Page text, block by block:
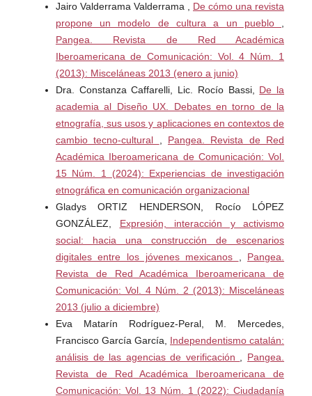
Klimovsky, G. y de Asúa, M. (1997). Corrientes
epistemológicas contemporáneas. Buenos Aires: Editores
de América Latina.
Lozano, J. C. (1996). Teoría e investigación de la
comunicación de masas. México: Alhambra Mexicana.
Navarro, R. (2006). Diseño de Proyectos de Investigación
en Ciencias Sociales y Humanidades. México: Psicom
Ediciones.
Popper, K. (1973). La lógica de la investigación científica.
Madrid: Tecnos
Rizo, M. Ensayo general sobre la comunicación, en
Revista Estudios sobre las Culturas Contemporáneas No.
48. Colima, octubre de 2008.
Sánchez Puentes, R. (2004). Enseñar a investigar. Una
didáctica nueva de la investigación en ciencias sociales y
humanas. México: Plaza y Valdés y Universidad Nacional
Sierra Bravo, R. (2007). Tesis doctorales y trabajos de
Jairo Valderrama Valderrama , De cómo una revista
propone un modelo de cultura a un pueblo
Pangea. Revista de Red Académica
Iberoamericana de Comunicación: Vol. 4 Núm. 1
(2013): Misceláneas 2013 (enero a junio)
Dra. Constanza Caffarelli, Lic. Rocío Bassi, De la
academia al Diseño UX. Debates en torno de la
etnografía, sus usos y aplicaciones en contextos de
cambio tecno-cultural
Pangea. Revista de Red
Académica Iberoamericana de Comunicación: Vol.
15 Núm. 1 (2024): Experiencias de investigación
etnográfica en comunicación organizacional
Gladys ORTIZ HENDERSON, Rocío LÓPEZ
GONZÁLEZ, Expresión, interacción y activismo
social: hacia una construcción de escenarios
digitales entre los jóvenes mexicanos
Pangea.
Revista de Red Académica Iberoamericana de
Comunicación: Vol. 4 Núm. 2 (2013): Misceláneas
2013 (julio a diciembre)
Eva Matarín Rodríguez-Peral, M. Mercedes,
Francisco García García, Independentismo catalán:
análisis de las agencias de verificación
Pangea.
Revista de Red Académica Iberoamericana de
Comunicación: Vol. 13 Núm. 1 (2022): Ciudadanía